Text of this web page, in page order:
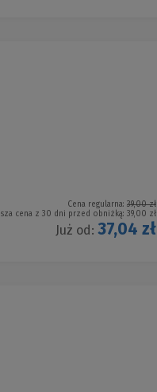
Cena regularna: 39,00 zł
cena z 30 dni przed obniżką: 39,00 zł
Już od: 37,04 zł